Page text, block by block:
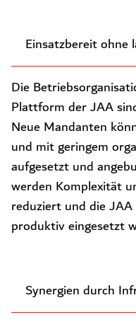
Einsatzbereit ohne
Die
Plattform der JAA
Neue Mandanten
und mit geringem
aufgesetzt und
werden Komplexität
reduziert und die
produktiv eingesetzt
Synergien durch